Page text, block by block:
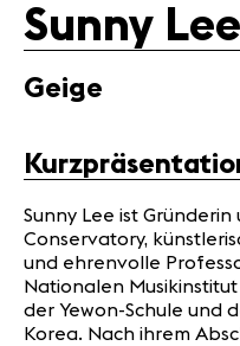
Konzerte
Medien
Presse
Jobs
Über uns
Impressum
Sunny Lee
Geige
Sunny Lee ist Gründerin
Conservatory,
und ehrenvolle
Nationalen
der Yewon-Schule und
Korea. Nach ihrem